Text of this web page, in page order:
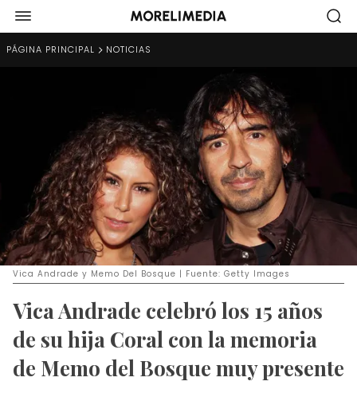
PÁGINA PRINCIPAL NOTICIAS
Vica Andrade y Memo Del Bosque | Fuente: Getty Images
Vica Andrade celebró los 15 años
de su hija Coral con la memoria
de Memo del Bosque muy presente